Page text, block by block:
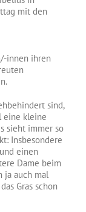
mit den
innen ihren
sind,
eine kleine
sieht immer so
Insbesondere
einen
Dame beim
ja auch mal
Gras schon